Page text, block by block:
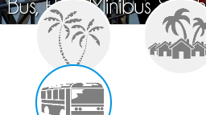
Bus, Flug, Minibus &